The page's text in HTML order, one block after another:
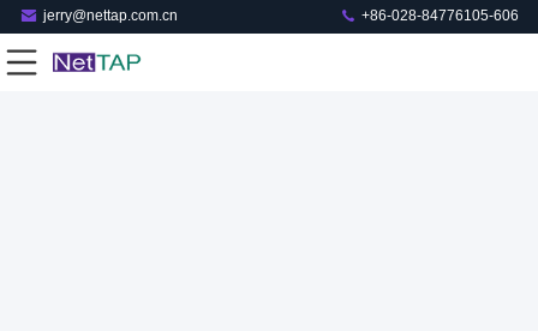
jerry@nettap.com.cn +86-028-84776105-606